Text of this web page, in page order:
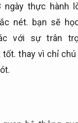
ngày thực hành
nét. bạn sẽ
với sự trân
tốt. thay vì chỉ